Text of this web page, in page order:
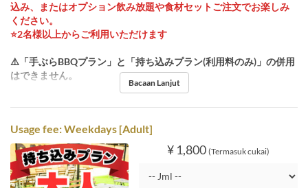
込み、またはオプション飲み放題や食材セットご注文でお楽しみ
ください。
⭐️2名様以上からご利用いただけます
⚠️「手ぶらBBQプラン」と「持ち込みプラン(利用料のみ)」の併用
はできません。
Bacaan Lanjut
Usage fee: Weekdays [Adult]
¥ 1,800 (Termasuk cukai)